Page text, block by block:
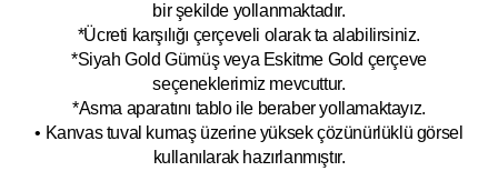
bir şekilde yollanmaktadır.
*Ücreti karşılığı çerçeveli olarak ta alabilirsiniz.
*Siyah Gold Gümüş veya Eskitme Gold çerçeve
seçeneklerimiz mevcuttur.
*Asma aparatını tablo ile beraber yollamaktayız.
• Kanvas tuval kumaş üzerine yüksek çözünürlüklü görsel
kullanılarak hazırlanmıştır.